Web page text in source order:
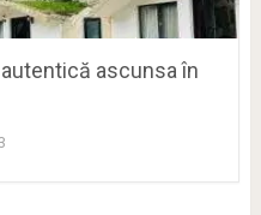
ascunsa în